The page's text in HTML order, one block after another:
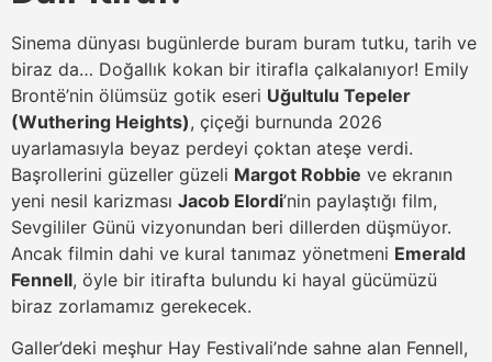
Sinema dünyası bugünlerde buram buram tutku, tarih ve
biraz da… Doğallık kokan bir itirafla çalkalanıyor! Emily
Brontë’nin ölümsüz gotik eseri Uğultulu Tepeler
(Wuthering Heights), çiçeği burnunda 2026
uyarlamasıyla beyaz perdeyi çoktan ateşe verdi.
Başrollerini güzeller güzeli Margot Robbie ve ekranın
yeni nesil karizması Jacob Elordi’nin paylaştığı film,
Sevgililer Günü vizyonundan beri dillerden düşmüyor.
Ancak filmin dahi ve kural tanımaz yönetmeni Emerald
Fennell, öyle bir itirafta bulundu ki hayal gücümüzü
biraz zorlamamız gerekecek.
Galler’deki meşhur Hay Festivali’nde sahne alan Fennell,